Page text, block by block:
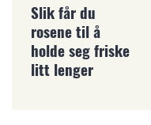
Slik får du
rosene til å
holde seg friske
litt lenger